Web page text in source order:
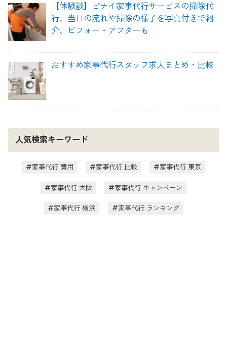
【体験談】ピナイ家事代行サービスの掃除代
行、当日の流れや掃除の様子を写真付きで紹
介、ビフォー・アフターも
おすすめ家事代行スタッフ求人まとめ・比較
人気検索キーワード
家事代行 費用 家事代行 比較 家事代行 東京
家事代行 大阪 家事代行 キャンペーン
家事代行 横浜 家事代行 ランキング